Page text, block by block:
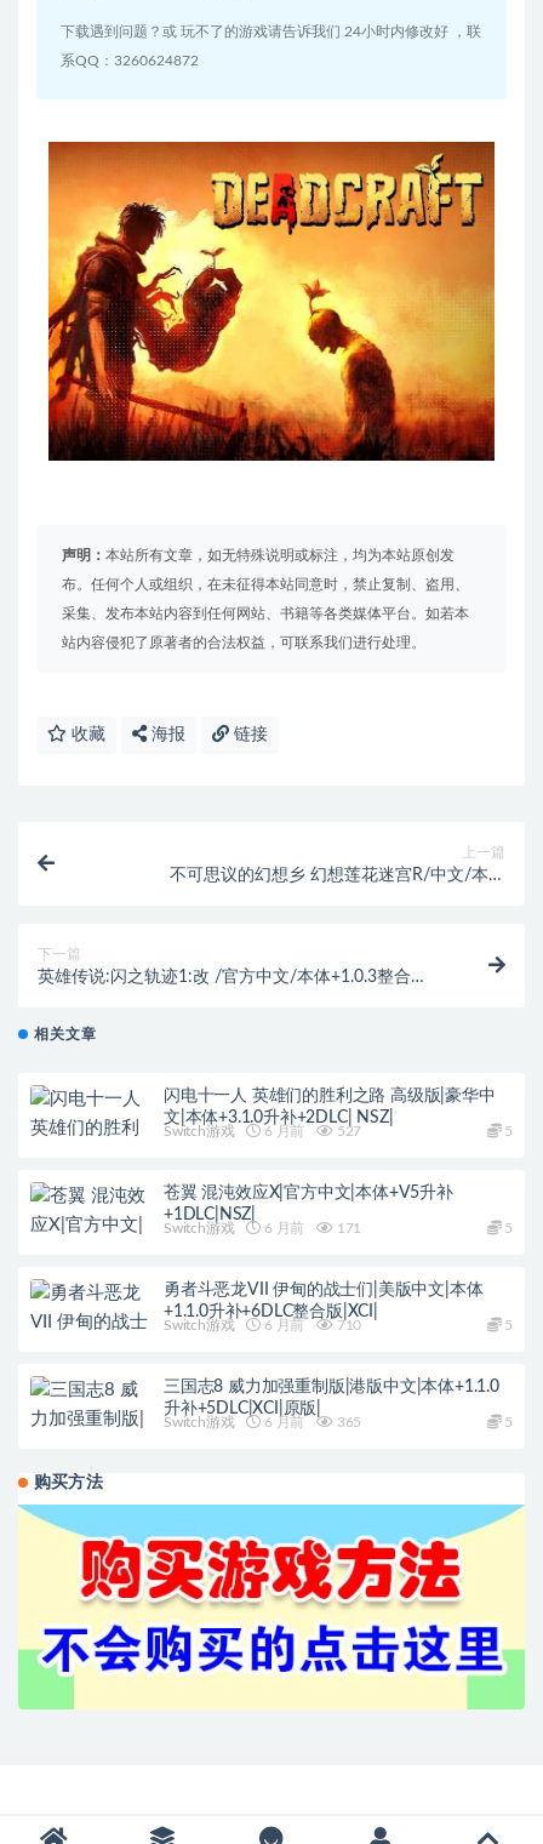
下载遇到问题？或 玩不了的游戏请告诉我们 24小时内修改好 ，联
系QQ：3260624872
声明： 本站所有文章，如无特殊说明或标注，均为本站原创发
布。任何个人或组织，在未征得本站同意时，禁止复制、盗用、
采集、发布本站内容到任何网站、书籍等各类媒体平台。如若本
站内容侵犯了原著者的合法权益，可联系我们进行处理。
收藏 海报 链接
上一篇
不可思议的幻想乡 幻想莲花迷宫R/中文/本体
下一篇
英雄传说:闪之轨迹1:改 /官方中文/本体+1.0.3整合
相关文章
闪电十一人 英雄们的胜利之路 高级版|豪华中
文|本体+3.1.0升补+2DLC| NSZ|
Switch游戏 6 月前 527 5
苍翼 混沌效应X|官方中文|本体+V5升补
+1DLC|NSZ|
Switch游戏 6 月前 171 5
勇者斗恶龙VII 伊甸的战士们|美版中文|本体
+1.1.0升补+6DLC整合版|XCI|
Switch游戏 6 月前 710 5
三国志8 威力加强重制版|港版中文|本体+1.1.0
升补+5DLC|XCI|原版|
Switch游戏 6 月前 365 5
购买方法